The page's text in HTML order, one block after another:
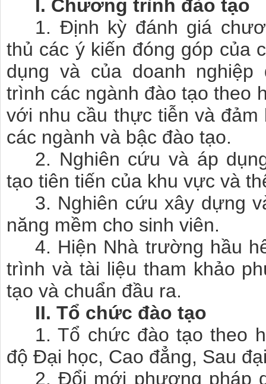
I. Chương trình đào tạo
1. Định kỳ đánh giá
thủ các ý kiến đóng góp của
dụng và của doanh
trình các ngành đào tạo theo
với nhu cầu thực tiễn và
các ngành và bậc đào tạo.
2. Nghiên cứu và áp
tạo tiên tiến của khu vực và
3. Nghiên cứu xây dựng
năng mềm cho sinh viên.
4. Hiện Nhà trường hầu
trình và tài liệu tham khảo
tạo và chuẩn đầu ra.
II. Tổ chức đào tạo
1. Tổ chức đào tạo theo
độ Đại học, Cao đẳng, Sau
2. Đổi mới phương pháp